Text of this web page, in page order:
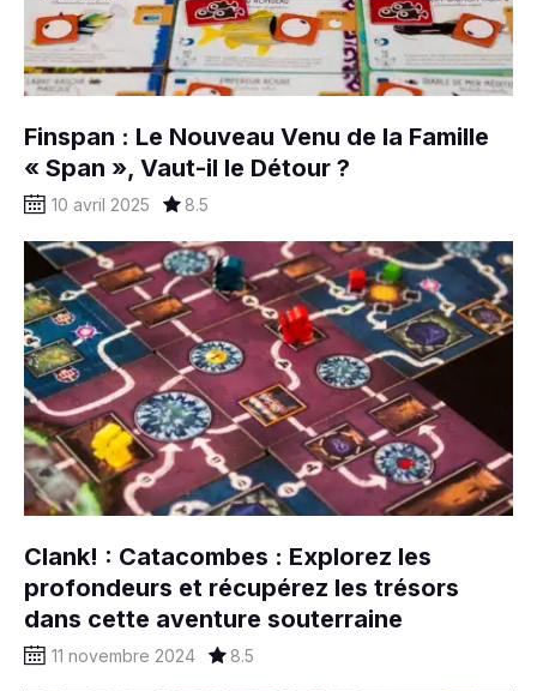
Finspan : Le Nouveau Venu de la Famille
« Span », Vaut-il le Détour ?
10 avril 2025 8.5
Clank! : Catacombes : Explorez les
profondeurs et récupérez les trésors
dans cette aventure souterraine
11 novembre 2024 8.5